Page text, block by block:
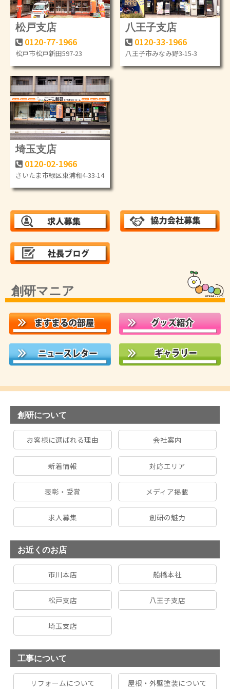
松戸支店
0120-77-1966
松戸市松戸新田597-23
八王子支店
0120-33-1966
八王子市みなみ野3-15-3
埼玉支店
0120-02-1966
さいたま市緑区東浦和4-33-14
創研マニア
創研について
お客様に選ばれる理由 会社案内
新着情報 対応エリア
表彰・受賞 メディア掲載
求人募集 創研の魅力
お近くのお店
市川本店 船橋本社
松戸支店 八王子支店
埼玉支店
工事について
リフォームについて 屋根・外壁塗装について